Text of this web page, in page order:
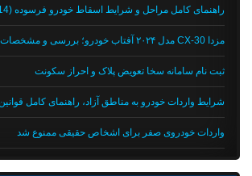
راهنمای کامل مراحل و شرایط اسقاط خودرو فرسوده (14 مرداد 1405)
مزدا CX-30 مدل ۲۰۲۴ آفتاب خودرو؛ بررسی و مشخصات فنی
ثبت نام سامانه سخا تعویض پلاک و احراز سکونت
شرایط واردات خودرو به مناطق آزاد، راهنمای کامل قوانین
واردات خودروی صفر برای اشخاص حقیقی ممنوع شد